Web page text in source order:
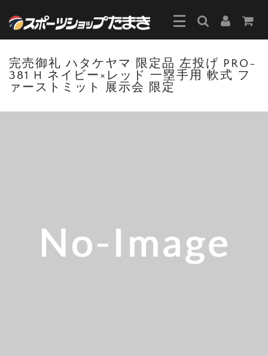
完売御礼 ハタケヤマ 限定品 左投げ PRO-
381 H ネイビー×レッド 一塁手用 軟式 フ
ァーストミット 展示会 限定